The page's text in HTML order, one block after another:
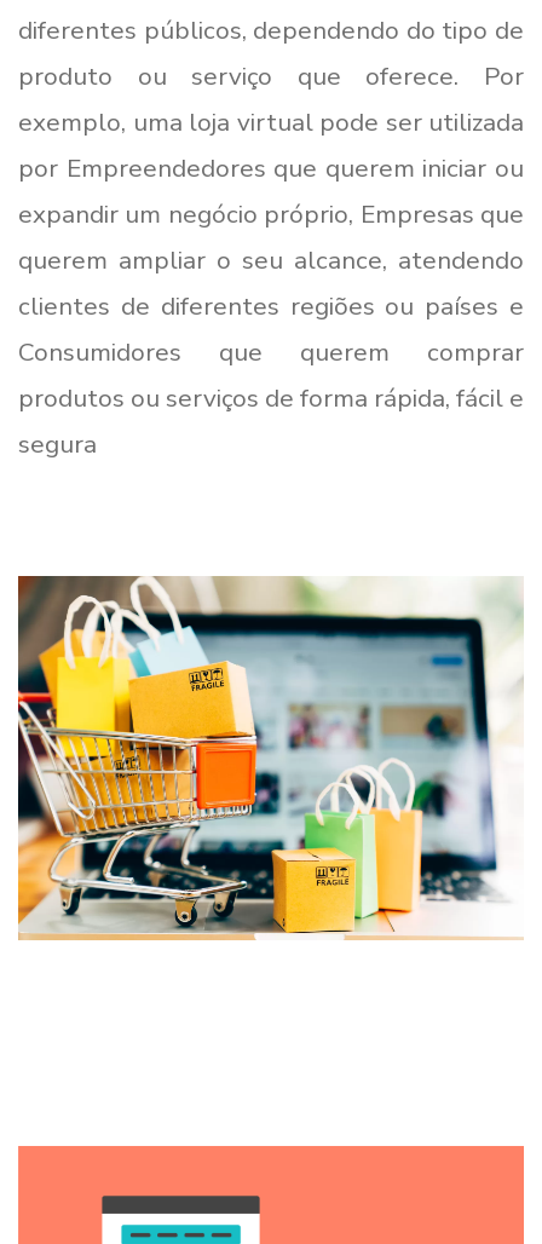
diferentes públicos, dependendo do tipo de
produto ou serviço que oferece. Por
exemplo, uma loja virtual pode ser utilizada
por Empreendedores que querem iniciar ou
expandir um negócio próprio, Empresas que
querem ampliar o seu alcance, atendendo
clientes de diferentes regiões ou países e
Consumidores que querem comprar
produtos ou serviços de forma rápida, fácil e
segura